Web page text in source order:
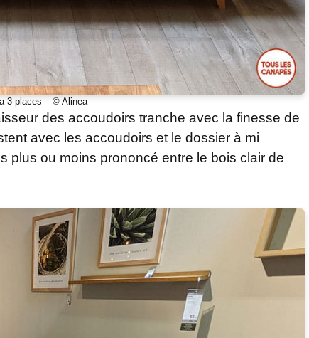
3 places – © Alinea
des accoudoirs tranche avec la finesse de
avec les accoudoirs et le dossier à mi
plus ou moins prononcé entre le bois clair de